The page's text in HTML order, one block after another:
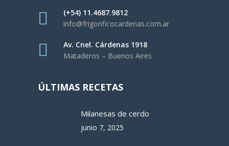
(+54) 11.4687.9812
info@frigorificocardenas.com.ar
Av. Cnel. Cárdenas 1918
Mataderos – Buenos Aires
ÚLTIMAS RECETAS
Milanesas de cerdo
junio 7, 2025